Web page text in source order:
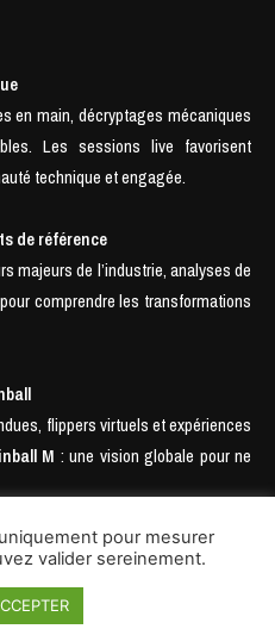
en main, décryptages mécaniques
Les sessions live favorisent
technique et engagée.
de référence
majeurs de l’industrie, analyses de
comprendre les transformations
flippers virtuels et expériences
M : une vision globale pour ne
Pin Enhancer, Pinball Is Not Dead
pour mesurer
valider sereinement.